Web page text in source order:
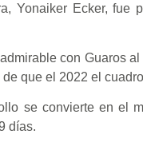
Yonaiker Ecker,
con Guaros
que el 2022 el
se convierte en el
días.